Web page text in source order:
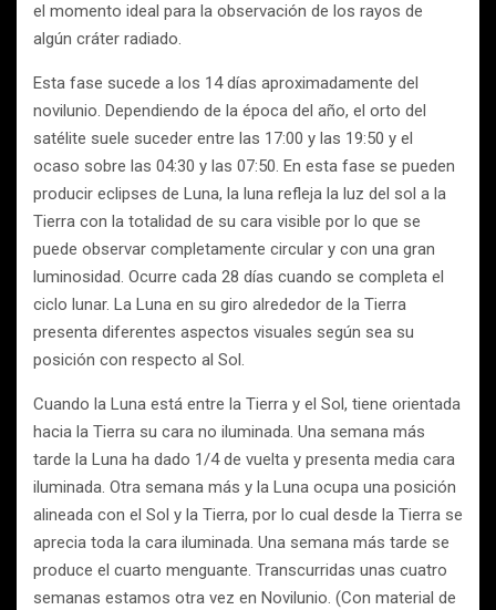
el momento ideal para la observación de los rayos de
algún cráter radiado.
Esta fase sucede a los 14 días aproximadamente del
novilunio. Dependiendo de la época del año, el orto del
satélite suele suceder entre las 17:00 y las 19:50 y el
ocaso sobre las 04:30 y las 07:50. En esta fase se pueden
producir eclipses de Luna, la luna refleja la luz del sol a la
Tierra con la totalidad de su cara visible por lo que se
puede observar completamente circular y con una gran
luminosidad. Ocurre cada 28 días cuando se completa el
ciclo lunar. La Luna en su giro alrededor de la Tierra
presenta diferentes aspectos visuales según sea su
posición con respecto al Sol.
Cuando la Luna está entre la Tierra y el Sol, tiene orientada
hacia la Tierra su cara no iluminada. Una semana más
tarde la Luna ha dado 1/4 de vuelta y presenta media cara
iluminada. Otra semana más y la Luna ocupa una posición
alineada con el Sol y la Tierra, por lo cual desde la Tierra se
aprecia toda la cara iluminada. Una semana más tarde se
produce el cuarto menguante. Transcurridas unas cuatro
semanas estamos otra vez en Novilunio. (Con material de